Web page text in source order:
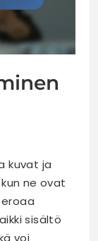
kuvat ja
ne ovat
sisältö